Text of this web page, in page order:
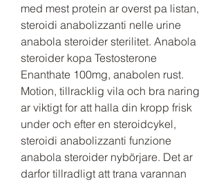
med mest protein ar overst pa listan,
steroidi anabolizzanti nelle urine
anabola steroider sterilitet. Anabola
steroider kopa Testosterone
Enanthate 100mg, anabolen rust.
Motion, tillracklig vila och bra naring
ar viktigt for att halla din kropp frisk
under och efter en steroidcykel,
steroidi anabolizzanti funzione
anabola steroider nybörjare. Det ar
darfor tillradligt att trana varannan